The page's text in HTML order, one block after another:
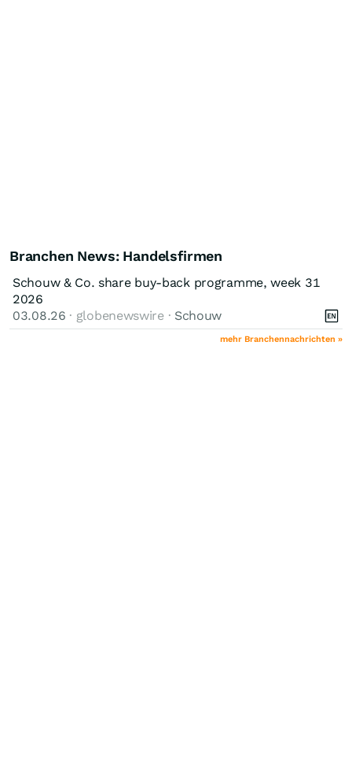
Branchen News: Handelsfirmen
Schouw & Co. share buy-back programme, week 31
2026
03.08.26 · globenewswire · Schouw
mehr Branchennachrichten »